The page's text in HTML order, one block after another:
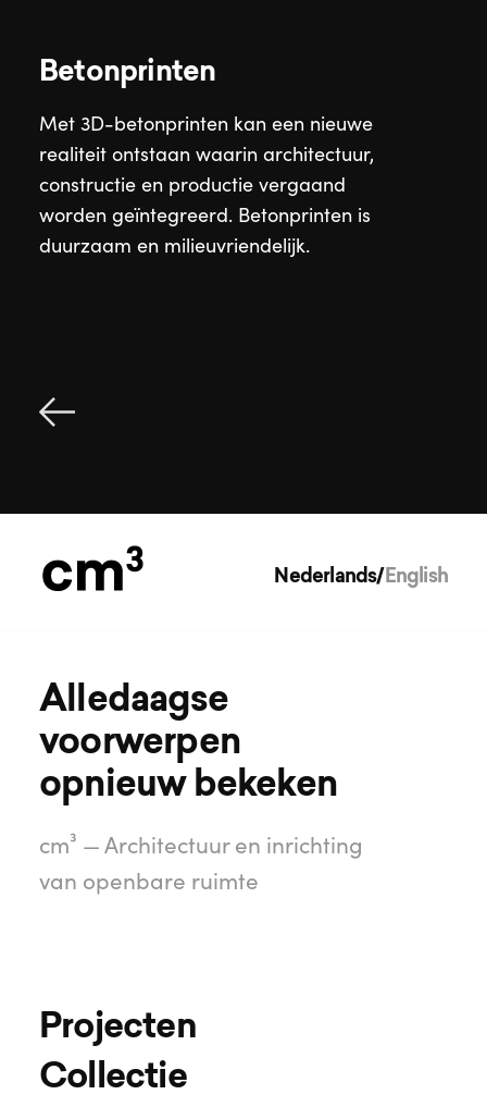
Betonprinten
Met 3D-betonprinten kan een nieuwe
realiteit ontstaan waarin architectuur,
constructie en productie vergaand
worden geïntegreerd. Betonprinten is
duurzaam en milieuvriendelijk.
Nederlands/English
Alledaagse
voorwerpen
opnieuw bekeken
cm³ — Architectuur en inrichting
van openbare ruimte
Projecten
Collectie